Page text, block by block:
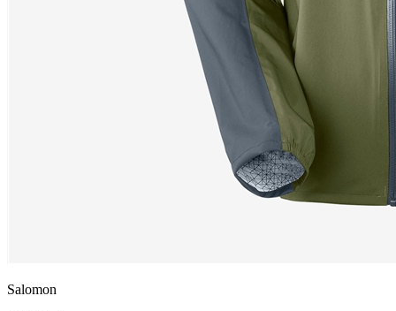
Salomon